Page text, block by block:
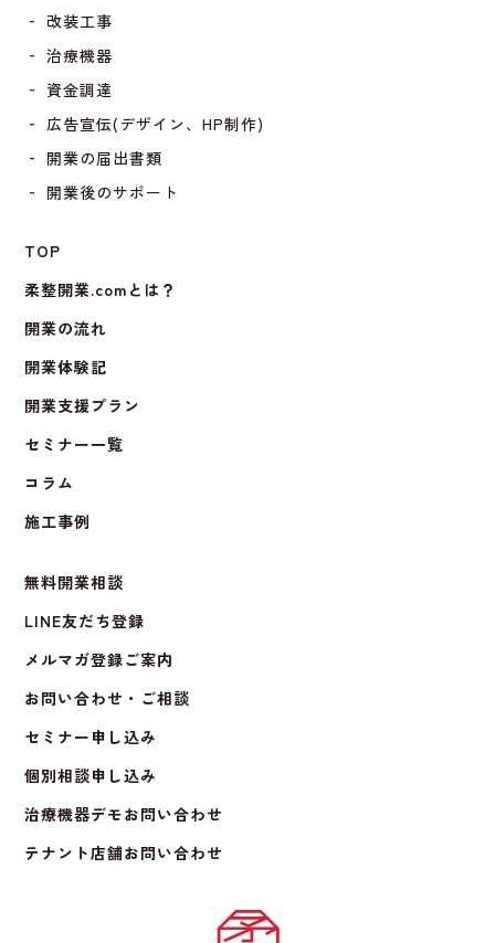
‐ 改装工事
‐ 治療機器
‐ 資金調達
‐ 広告宣伝(デザイン、HP制作)
‐ 開業の届出書類
‐ 開業後のサポート
TOP
柔整開業.comとは？
開業の流れ
開業体験記
開業支援プラン
セミナー一覧
コラム
施工事例
無料開業相談
LINE友だち登録
メルマガ登録ご案内
お問い合わせ・ご相談
セミナー申し込み
個別相談申し込み
治療機器デモお問い合わせ
テナント店舗お問い合わせ